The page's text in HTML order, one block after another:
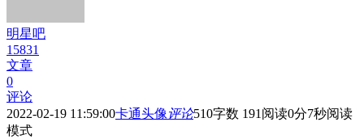
明星吧
15831
文章
0
评论
2022-02-19 11:59:00卡通头像评论510字数 191 阅读0分7秒阅读
模式